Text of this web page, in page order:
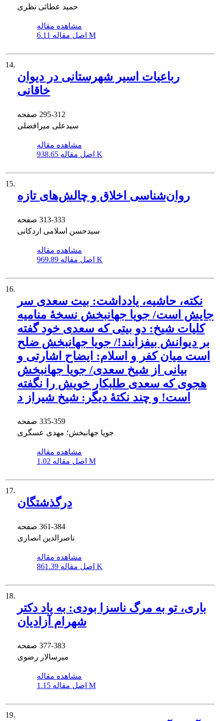
حمید عطائی نظری
مشاهده مقاله
اصل مقاله 6.11 M
14.
رباعیات اسیر شهرستانی در دیوان
خاقانی
295-312
سیدعلی میرافضلی
مشاهده مقاله
اصل مقاله 938.65 K
15.
روان‌شناسی اخلاق و چالش‌های تازه
313-333
سیدحسن اسلامی اردکانی
مشاهده مقاله
اصل مقاله 969.89 K
16.
نکته، حاشیه، یادداشت: بیت سعدی سر
جایش است/ جویا جهانبخش نسخۀ منامیه
کلیات شیخ: دو بیتی که سعدی خود گفته
بر دیوانش بیفزایند!/ جویا جهانبخش ضلح
است میان کفر و اسلام: ایضاح اشارتی و
بیانی از شیخ سعدی/ جویا جهانبخش
هجوی که سعدی طلبکار خویش را نگفته
است! و چند نکتۀ دیگر: شیخ شیراز د
335-359
جویا جهانبخش؛ مهدی عسگری
مشاهده مقاله
اصل مقاله 1.02 M
17.
درگذشتگان
361-384
ناصرالدین انصاری
مشاهده مقاله
اصل مقاله 861.39 K
18.
باری، تو به مرگ ناسزا بودی: به یاد دکتر
شهرام آزادیان
377-383
میرسالار رضوی
مشاهده مقاله
اصل مقاله 1.15 M
19.